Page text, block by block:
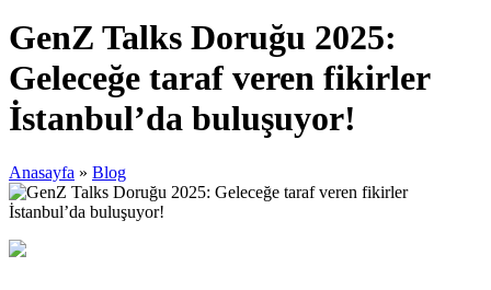
GenZ Talks Doruğu 2025:
Geleceğe taraf veren fikirler
İstanbul’da buluşuyor!
Anasayfa » Blog